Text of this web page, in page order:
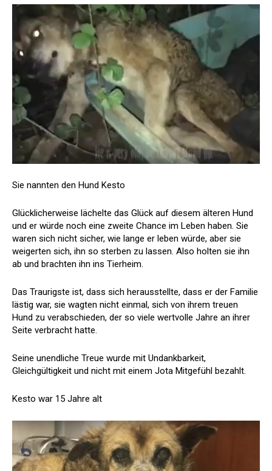
Sie nannten den Hund Kesto
Glücklicherweise lächelte das Glück auf diesem älteren Hund
und er würde noch eine zweite Chance im Leben haben. Sie
waren sich nicht sicher, wie lange er leben würde, aber sie
weigerten sich, ihn so sterben zu lassen. Also holten sie ihn
ab und brachten ihn ins Tierheim.
Das Traurigste ist, dass sich herausstellte, dass er der Familie
lästig war, sie wagten nicht einmal, sich von ihrem treuen
Hund zu verabschieden, der so viele wertvolle Jahre an ihrer
Seite verbracht hatte.
Seine unendliche Treue wurde mit Undankbarkeit,
Gleichgültigkeit und nicht mit einem Jota Mitgefühl bezahlt.
Kesto war 15 Jahre alt